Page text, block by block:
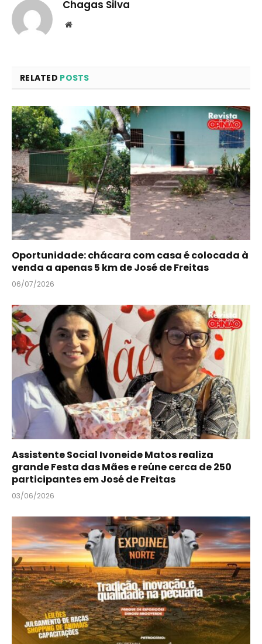
Chagas Silva
Website
RELATED POSTS
Oportunidade: chácara com casa é colocada à
venda a apenas 5 km de José de Freitas
06/07/2026
Assistente Social Ivoneide Matos realiza
grande Festa das Mães e reúne cerca de 250
participantes em José de Freitas
03/06/2026